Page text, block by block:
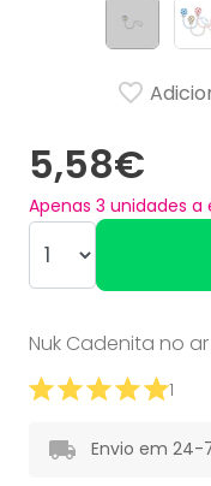
5,58€
Apenas 3 unidades a
Nuk Cadenita no ar
1
Envio em 24-